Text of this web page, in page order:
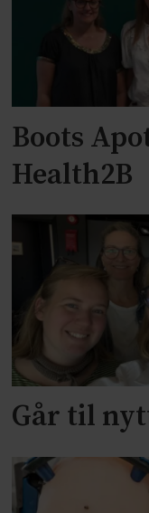
Boots
Health2B
Går til